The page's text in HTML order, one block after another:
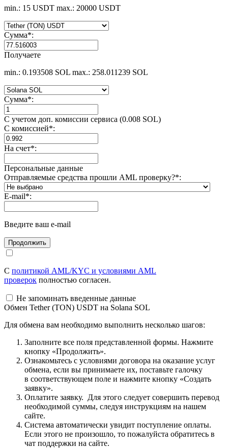
min.: 15 USDT max.: 20000 USDT
Сумма*:
Получаете
min.: 0.193508 SOL max.: 258.011239 SOL
Сумма*:
С учетом доп. комиссии сервиса (0.008 SOL)
С комиссией*:
На счет*:
Персональные данные
Отправляемые средства прошли AML проверку?*:
E-mail*:
Введите ваш e-mail
С политикой AML/KYC и условиями AML
проверок полностью согласен.
Не запоминать введенные данные
Обмен Tether (TON) USDT на Solana SOL
Для обмена вам необходимо выполнить несколько шагов:
Заполните все поля представленной формы. Нажмите
кнопку «Продолжить».
Ознакомьтесь с условиями договора на оказание услуг
обмена, если вы принимаете их, поставьте галочку
в соответствующем поле и нажмите кнопку «Создать
заявку».
Оплатите заявку. Для этого следует совершить перевод
необходимой суммы, следуя инструкциям на нашем
сайте.
Система автоматически увидит поступление оплаты.
Если этого не произошло, то пожалуйста обратитесь в
чат поддержки на сайте.